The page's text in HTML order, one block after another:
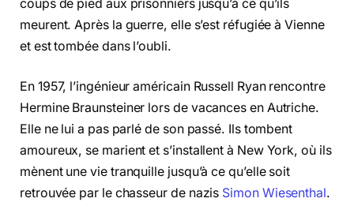
coups de pied aux prisonniers jusqu’à ce qu’ils
meurent. Après la guerre, elle s’est réfugiée à Vienne
et est tombée dans l’oubli.
En 1957, l’ingénieur américain Russell Ryan rencontre
Hermine Braunsteiner lors de vacances en Autriche.
Elle ne lui a pas parlé de son passé. Ils tombent
amoureux, se marient et s’installent à New York, où ils
mènent une vie tranquille jusqu’à ce qu’elle soit
retrouvée par le chasseur de nazis Simon Wiesenthal.